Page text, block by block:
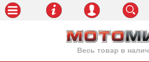
Весь товар в